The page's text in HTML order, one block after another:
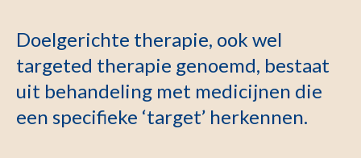
Doelgerichte therapie, ook wel
targeted therapie genoemd, bestaat
uit behandeling met medicijnen die
een specifieke ‘target’ herkennen.